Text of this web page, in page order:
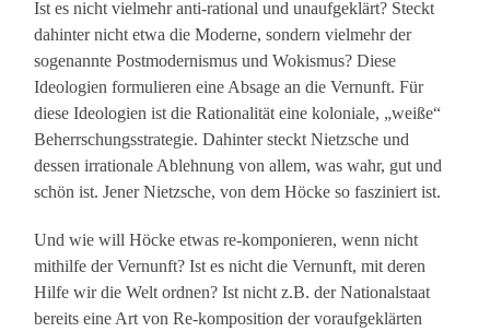
Ist es nicht vielmehr anti-rational und unaufgeklärt? Steckt
dahinter nicht etwa die Moderne, sondern vielmehr der
sogenannte Postmodernismus und Wokismus? Diese
Ideologien formulieren eine Absage an die Vernunft. Für
diese Ideologien ist die Rationalität eine koloniale, „weiße“
Beherrschungsstrategie. Dahinter steckt Nietzsche und
dessen irrationale Ablehnung von allem, was wahr, gut und
schön ist. Jener Nietzsche, von dem Höcke so fasziniert ist.
Und wie will Höcke etwas re-komponieren, wenn nicht
mithilfe der Vernunft? Ist es nicht die Vernunft, mit deren
Hilfe wir die Welt ordnen? Ist nicht z.B. der Nationalstaat
bereits eine Art von Re-komposition der voraufgeklärten